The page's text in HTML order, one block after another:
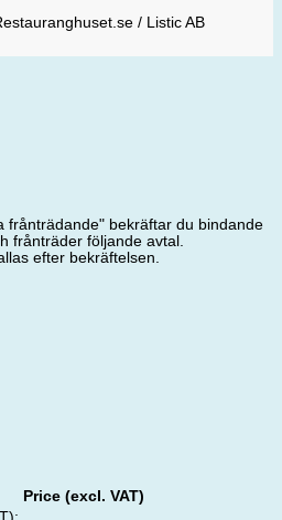
/ Listic AB
frånträdande" bekräftar du bindande
frånträder följande avtal.
efter bekräftelsen.
Price (excl. VAT)